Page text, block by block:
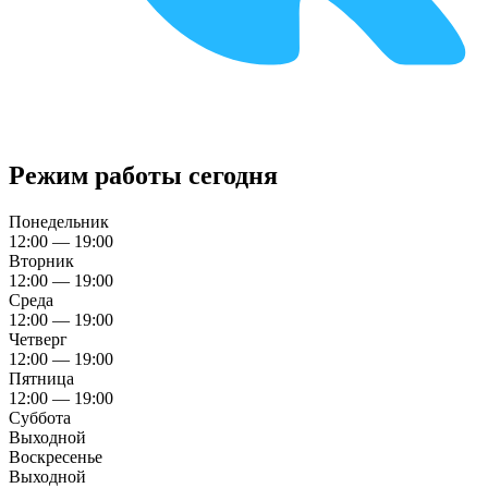
Режим работы сегодня
Понедельник
12:00 — 19:00
Вторник
12:00 — 19:00
Среда
12:00 — 19:00
Четверг
12:00 — 19:00
Пятница
12:00 — 19:00
Суббота
Выходной
Воскресенье
Выходной